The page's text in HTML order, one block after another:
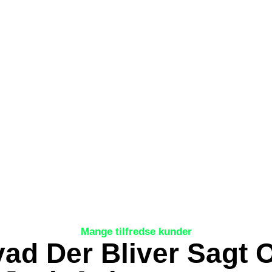
Mange tilfredse kunder
Der Bliver Sagt